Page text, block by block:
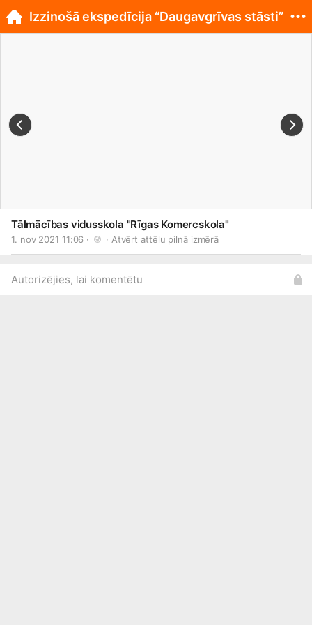
Tālmācības vidusskola "Rīgas Komercskola"
1. nov 2021 11:06 · · Atvērt attēlu pilnā izmērā
Autorizējies, lai komentētu
Izzinošā ekspedīcija “Daugavgrīvas stāsti”